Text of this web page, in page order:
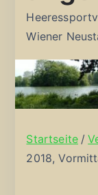
Wiener
Startseite
2018,